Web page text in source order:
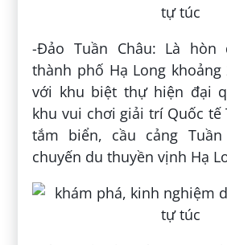
-Đảo Tuần Châu: Là hòn
thành phố Hạ Long
với khu biệt thự hiện đại
khu vui chơi giải trí Quốc tế
tắm biển, cầu cảng
chuyến du thuyền vịnh Hạ